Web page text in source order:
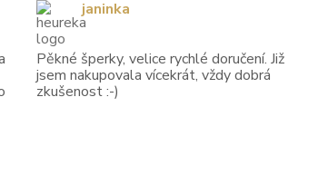
Pěkné šperky, velice rychlé doručení. Již
jsem nakupovala vícekrát, vždy dobrá
zkušenost :-)
janinka